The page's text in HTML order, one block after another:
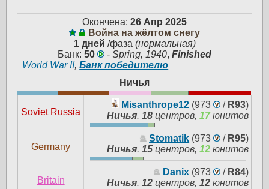
Окончена: 26 Апр 2025
Война на жёлтом снегу
1 дней /фаза (нормальная)
Банк: 50 - Spring, 1940, Finished
World War II,Банк победителю
Ничья
Soviet Russia
Misanthrope12 (973 / R93)
Ничья.18 центров,17юнитов
Germany
Stomatik (973 / R95)
Ничья.15 центров,12 юнитов
Britain
Danix (973 / R84)
Ничья.12 центров,12 юнитов